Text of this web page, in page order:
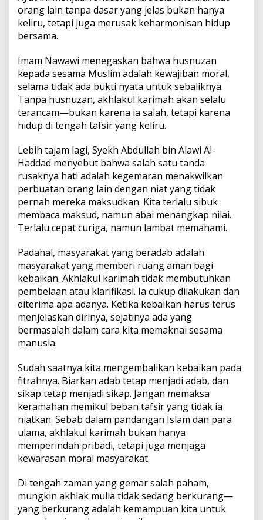
orang lain tanpa dasar yang jelas bukan hanya
keliru, tetapi juga merusak keharmonisan hidup
bersama.
Imam Nawawi menegaskan bahwa husnuzan
kepada sesama Muslim adalah kewajiban moral,
selama tidak ada bukti nyata untuk sebaliknya.
Tanpa husnuzan, akhlakul karimah akan selalu
terancam—bukan karena ia salah, tetapi karena
hidup di tengah tafsir yang keliru.
Lebih tajam lagi, Syekh Abdullah bin Alawi Al-
Haddad menyebut bahwa salah satu tanda
rusaknya hati adalah kegemaran menakwilkan
perbuatan orang lain dengan niat yang tidak
pernah mereka maksudkan. Kita terlalu sibuk
membaca maksud, namun abai menangkap nilai.
Terlalu cepat curiga, namun lambat memahami.
Padahal, masyarakat yang beradab adalah
masyarakat yang memberi ruang aman bagi
kebaikan. Akhlakul karimah tidak membutuhkan
pembelaan atau klarifikasi. Ia cukup dilakukan dan
diterima apa adanya. Ketika kebaikan harus terus
menjelaskan dirinya, sejatinya ada yang
bermasalah dalam cara kita memaknai sesama
manusia.
Sudah saatnya kita mengembalikan kebaikan pada
fitrahnya. Biarkan adab tetap menjadi adab, dan
sikap tetap menjadi sikap. Jangan memaksa
keramahan memikul beban tafsir yang tidak ia
niatkan. Sebab dalam pandangan Islam dan para
ulama, akhlakul karimah bukan hanya
memperindah pribadi, tetapi juga menjaga
kewarasan moral masyarakat.
Di tengah zaman yang gemar salah paham,
mungkin akhlak mulia tidak sedang berkurang—
yang berkurang adalah kemampuan kita untuk